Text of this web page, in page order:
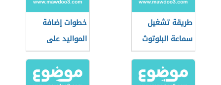
طريقة تشغيل
سماعة البلوتوث
خطوات إضافة
المواليد على
بطاقة التموين
في مصر